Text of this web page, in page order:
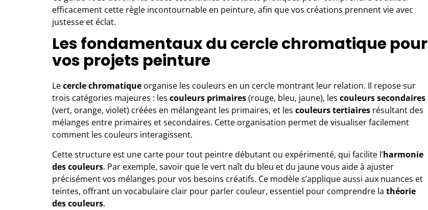
efficacement cette règle incontournable en peinture, afin que vos créations prennent vie avec
justesse et éclat.
Les fondamentaux du cercle chromatique pour
vos projets peinture
Lecercle chromatique organise les couleurs en un cercle montrant leur relation. Il repose sur
trois catégories majeures : les couleurs primaires(rouge, bleu, jaune), les couleurs secondaires
(vert, orange, violet) créées en mélangeant les primaires, et les couleurs tertiaires résultant des
mélanges entre primaires et secondaires. Cette organisation permet de visualiser facilement
comment les couleurs interagissent.
Cette structure est une carte pour tout peintre débutant ou expérimenté, qui facilite l’harmonie
des couleurs. Par exemple, savoir que le vert naît du bleu et du jaune vous aide à ajuster
précisément vos mélanges pour vos besoins créatifs. Ce modèle s’applique aussi aux nuances et
teintes, offrant un vocabulaire clair pour parler couleur, essentiel pour comprendre la théorie
des couleurs.